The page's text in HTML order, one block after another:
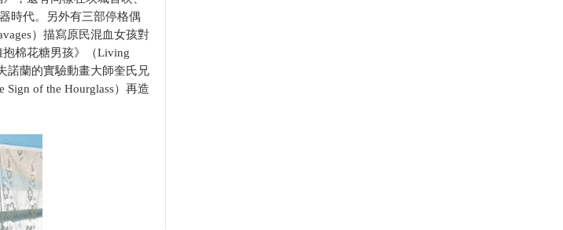
時代。另外有三部停格偶
）描寫原民混血女孩對
棉花糖男孩》（Living
諾蘭的實驗動畫大師奎氏兄
of the Hourglass）再造